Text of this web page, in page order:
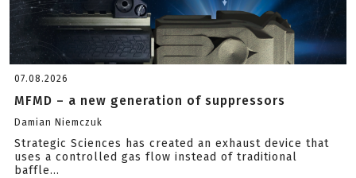
07.08.2026
MFMD – a new generation of suppressors
Damian Niemczuk
Strategic Sciences has created an exhaust device that
uses a controlled gas flow instead of traditional
baffle...